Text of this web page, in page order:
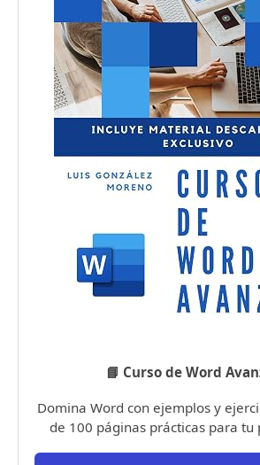
📘 Curso de Word
Domina Word con ejemplos y
de 100 páginas prácticas para tu